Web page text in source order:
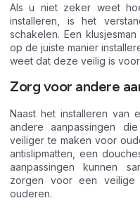
Als u niet zeker weet
installeren, is het
schakelen. Een
op de juiste manier
weet dat deze veilig is
Zorg voor andere
Naast het installeren van
andere aanpassingen
veiliger te maken voor
antislipmatten, een
aanpassingen kunnen
zorgen voor een veilige
ouderen.